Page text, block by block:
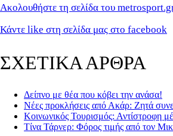
Ακολουθήστε τη σελίδα του
Κάντε like στη σελίδα μας στο facebook
ΣΧΕΤΙΚΑ ΑΡΘΡΑ
Δείπνο με θέα που κόβει την ανάσα!
Νέες προκλήσεις από Ακάρ: Ζητά
Κοινωνικός Τουρισμός: Αντίστροφη
Τίνα Τάρνερ: Φόρος τιμής από τον